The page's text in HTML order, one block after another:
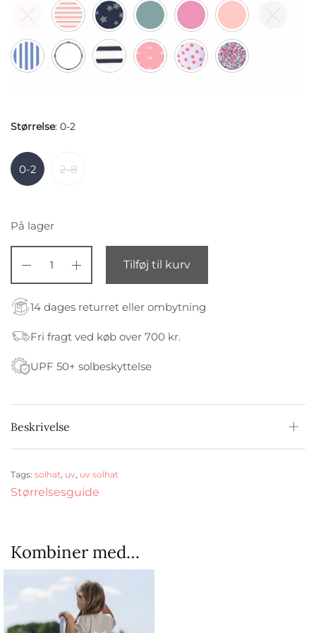
Størrelse: 0-2
0-2 2-8
På lager
Tilføj til kurv
14 dages returret eller ombytning
Fri fragt ved køb over 700 kr.
UPF 50+ solbeskyttelse
Beskrivelse
Tags: solhat, uv, uv solhat
Størrelsesguide
Kombiner med…